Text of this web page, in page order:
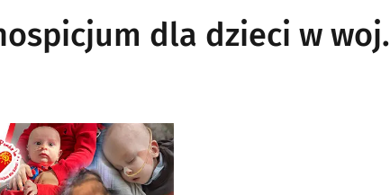
dla dzieci w woj.